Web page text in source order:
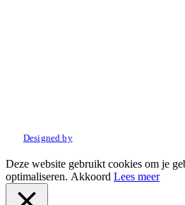
Designed by
Deze website gebruikt cookies om je
optimaliseren. Akkoord Lees meer